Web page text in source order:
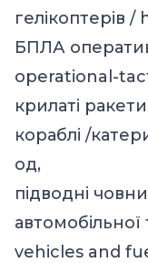
гелікоптерів
БПЛА
operational-
крилаті
кораблі /
од,
підводні
vehicles and